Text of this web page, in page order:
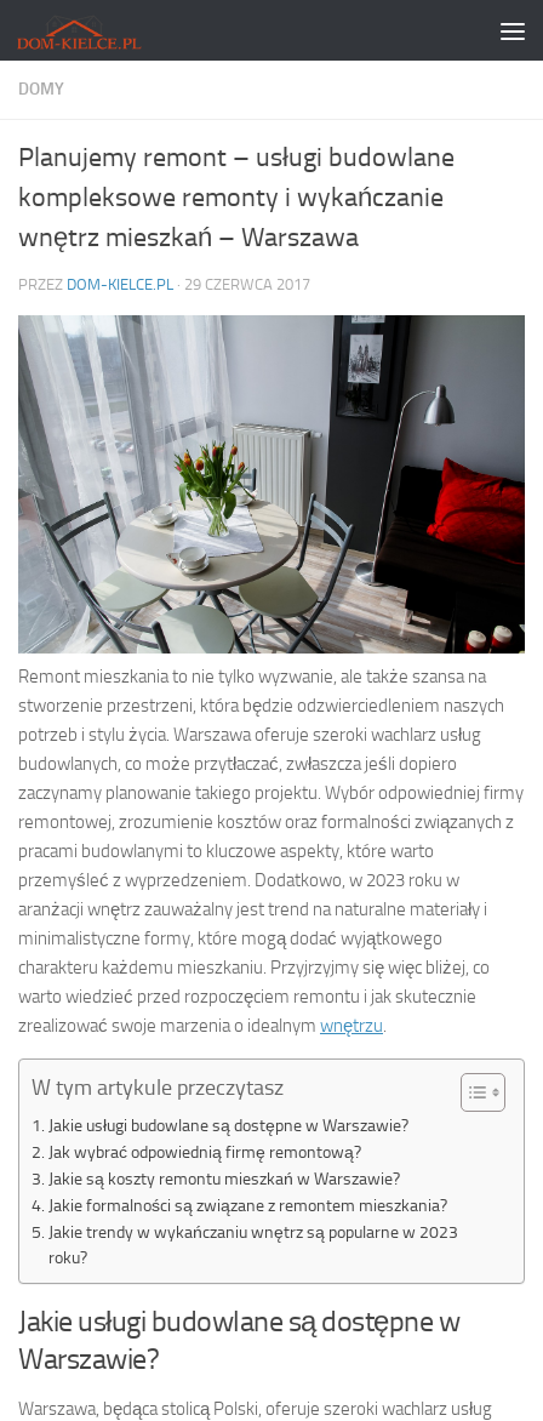
Skip to content
DOMY
Planujemy remont – usługi budowlane
kompleksowe remonty i wykańczanie
wnętrz mieszkań – Warszawa
PRZEZ DOM-KIELCE.PL · 29 CZERWCA 2017
Remont mieszkania to nie tylko wyzwanie, ale także szansa na
stworzenie przestrzeni, która będzie odzwierciedleniem naszych
potrzeb i stylu życia. Warszawa oferuje szeroki wachlarz usług
budowlanych, co może przytłaczać, zwłaszcza jeśli dopiero
zaczynamy planowanie takiego projektu. Wybór odpowiedniej firmy
remontowej, zrozumienie kosztów oraz formalności związanych z
pracami budowlanymi to kluczowe aspekty, które warto
przemyśleć z wyprzedzeniem. Dodatkowo, w 2023 roku w
aranżacji wnętrz zauważalny jest trend na naturalne materiały i
minimalistyczne formy, które mogą dodać wyjątkowego
charakteru każdemu mieszkaniu. Przyjrzyjmy się więc bliżej, co
warto wiedzieć przed rozpoczęciem remontu i jak skutecznie
zrealizować swoje marzenia o idealnym wnętrzu
W tym artykule przeczytasz
Jakie usługi budowlane są dostępne w Warszawie?
Jak wybrać odpowiednią firmę remontową?
Jakie są koszty remontu mieszkań w Warszawie?
Jakie formalności są związane z remontem mieszkania?
Jakie trendy w wykańczaniu wnętrz są popularne w 2023
roku?
Jakie usługi budowlane są dostępne w
Warszawie?
Warszawa, będąca stolicą Polski, oferuje szeroki wachlarz usług